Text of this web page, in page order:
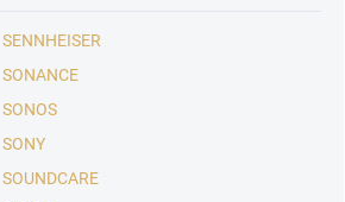
SENNHEISER
SONANCE
SONOS
SONY
SOUNDCARE